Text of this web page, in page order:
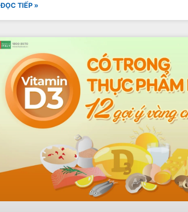
ĐỌC TIẾP »